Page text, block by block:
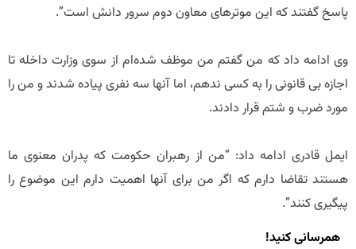
پاسخ گفتند که این موترهای معاون دوم سرور دانش است”.
وی ادامه داد که من گفتم من موظف شده‌ام از سوی وزارت داخله تا
اجازه بی قانونی را به کسی ندهم، اما آنها سه نفری پیاده شدند و من را
مورد ضرب و شتم قرار دادند.
ایمل قادری ادامه داد: “من از رهبران حکومت که پدران معنوی ما
هستند تقاضا دارم که اگر من برای آنها اهمیت دارم این موضوع را
پیگیری کنند”.
همرسانی کنید!